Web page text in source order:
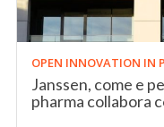
OPEN INNOVATION IN
Janssen, come e
pharma collabora